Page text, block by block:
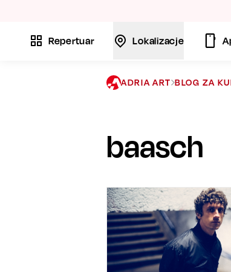
Repertuar Lokalizacje
ADRIA ART BLOG ZA
baasch